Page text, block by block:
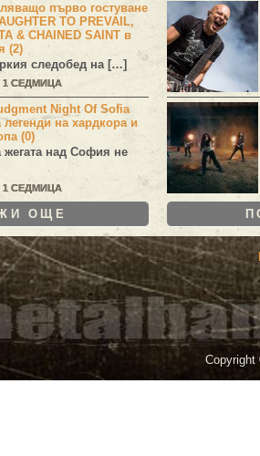
първо гостуване
TO PREVAIL,
& CHAINED SAINT в
(2)
следобед на […]
1 СЕДМИЦА
Night Of Sofia
легенди на хардкора и
(0)
жегата над София не
1 СЕДМИЦА
ОЩЕ